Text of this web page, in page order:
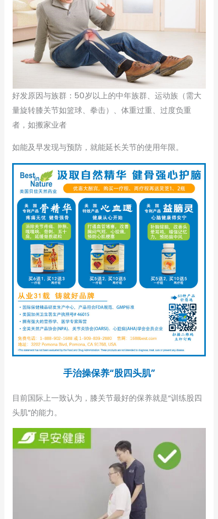
好发原因与族群：50岁以上的中年族群、运动族（需大
量旋转膝关节如篮球、拳击）、体重过重、过度负重
者，如搬家业者
如能及早发现与预防，就能延长关节的使用年限。
手治操保养“股四头肌”
目前国际上一致认为，膝关节最好的保养就是“训练股四
头肌”的能力。